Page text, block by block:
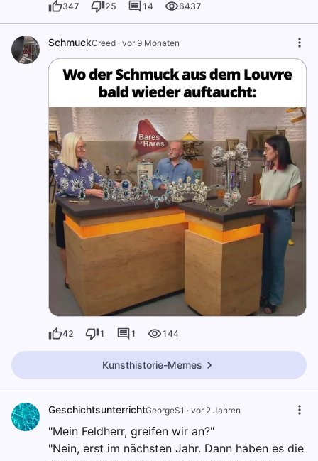
347 25 14 6437
SchmuckCreed · vor 9 Monaten
42 1 1 144
Kunsthistorie-Memes
GeschichtsunterrichtGeorgeS1 · vor 2 Jahren
"Mein Feldherr, greifen wir an?"
"Nein, erst im nächsten Jahr. Dann haben es die